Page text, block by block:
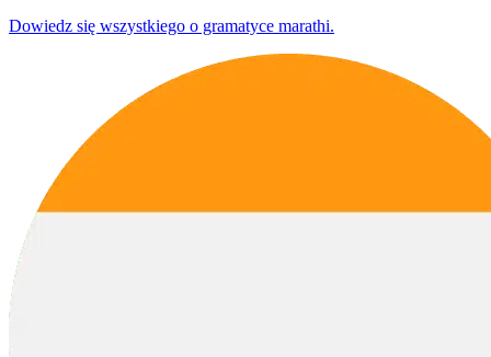
Dowiedz się wszystkiego o gramatyce marathi.